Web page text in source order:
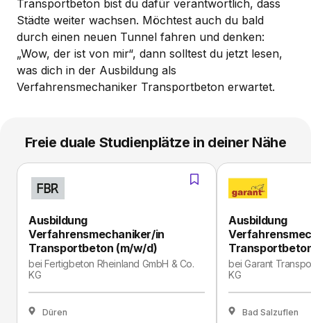
Transportbeton bist du dafür verantwortlich, dass
Städte weiter wachsen. Möchtest auch du bald
durch einen neuen Tunnel fahren und denken:
„Wow, der ist von mir“, dann solltest du jetzt lesen,
was dich in der Ausbildung als
Verfahrensmechaniker Transportbeton erwartet.
Freie duale Studienplätze in deiner Nähe
Ausbildung
Verfahrensmechaniker/in
Transportbeton (m/w/d)
beiFertigbeton Rheinland GmbH & Co.
KG
Düren
Ausbildung
beiGarant
KG
Bad Salzuflen